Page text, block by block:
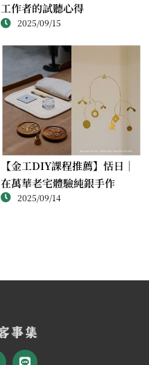
工作者的試聽心得
2025/09/15
【金工DIY課程推薦】恬日｜
在萬華老宅體驗純銀手作
2025/09/14